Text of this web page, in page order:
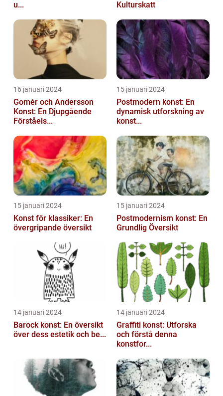
u...
Kulturskatt
16 januari 2024
Gomér och Andersson
Konst: En Djupgående
Förståels...
15 januari 2024
Postmodern konst: En
dynamisk utforskning av
konst...
15 januari 2024
Konst för klassiker: En
övergripande översikt
15 januari 2024
Postmodernism konst: En
Grundlig Översikt
14 januari 2024
Barock konst: En översikt
över dess estetik och be...
14 januari 2024
Graffiti konst: Utforska
och förstå denna
konstfor...